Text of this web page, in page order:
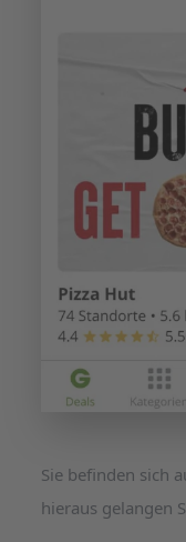
Sie befinden sich
hieraus gelangen